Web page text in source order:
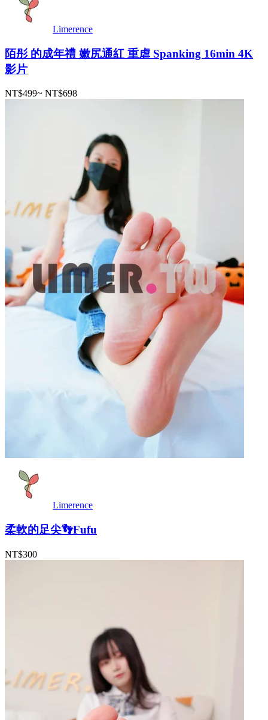
Limerence
陌彤 的成年禮 嫩尻通紅 重虐 Spanking 16min 4K
影片
NT$499~ NT$698
Limerence
柔軟的足尖👣Fufu
NT$300